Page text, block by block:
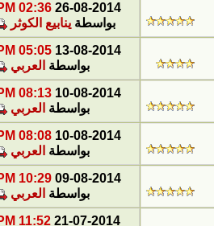
26-08-2014
02:36 PM
بواسطة ينابيع الكوثر
13-08-2014
05:05 PM
بواسطة العربي
10-08-2014
08:13 PM
بواسطة العربي
10-08-2014
08:08 PM
بواسطة العربي
09-08-2014
10:29 PM
بواسطة العربي
21-07-2014
11:52 PM